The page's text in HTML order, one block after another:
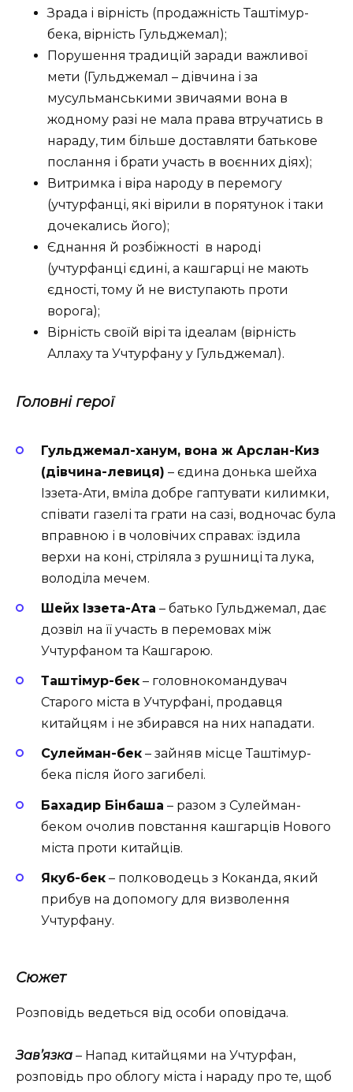
Зрада і вірність (продажність Таштімур-
бека, вірність Гульджемал);
Порушення традицій заради важливої
мети (Гульджемал – дівчина і за
мусульманськими звичаями вона в
жодному разі не мала права втручатись в
нараду, тим більше доставляти батькове
послання і брати участь в воєнних діях);
Витримка і віра народу в перемогу
(учтурфанці, які вірили в порятунок і таки
дочекались його);
Єднання й розбіжності в народі
(учтурфанці єдині, а кашгарці не мають
єдності, тому й не виступають проти
ворога);
Вірність своїй вірі та ідеалам (вірність
Аллаху та Учтурфану у Гульджемал).
Головні герої
Гульджемал-ханум, вона ж Арслан-Киз
(дівчина-левиця) – єдина донька шейха
Іззета-Ати, вміла добре гаптувати килимки,
співати газелі та грати на сазі, водночас була
вправною і в чоловічих справах: їздила
верхи на коні, стріляла з рушниці та лука,
володіла мечем.
Шейх Іззета-Ата – батько Гульджемал, дає
дозвіл на її участь в перемовах між
Учтурфаном та Кашгарою.
Таштімур-бек – головнокомандувач
Старого міста в Учтурфані, продавця
китайцям і не збирався на них нападати.
Сулейман-бек – зайняв місце Таштімур-
бека після його загибелі.
Бахадир Бінбаша – разом з Сулейман-
беком очолив повстання кашгарців Нового
міста проти китайців.
Якуб-бек – полководець з Коканда, який
прибув на допомогу для визволення
Учтурфану.
Сюжет
Розповідь ведеться від особи оповідача.
Зав’язка – Напад китайцями на Учтурфан,
розповідь про облогу міста і нараду про те, щоб